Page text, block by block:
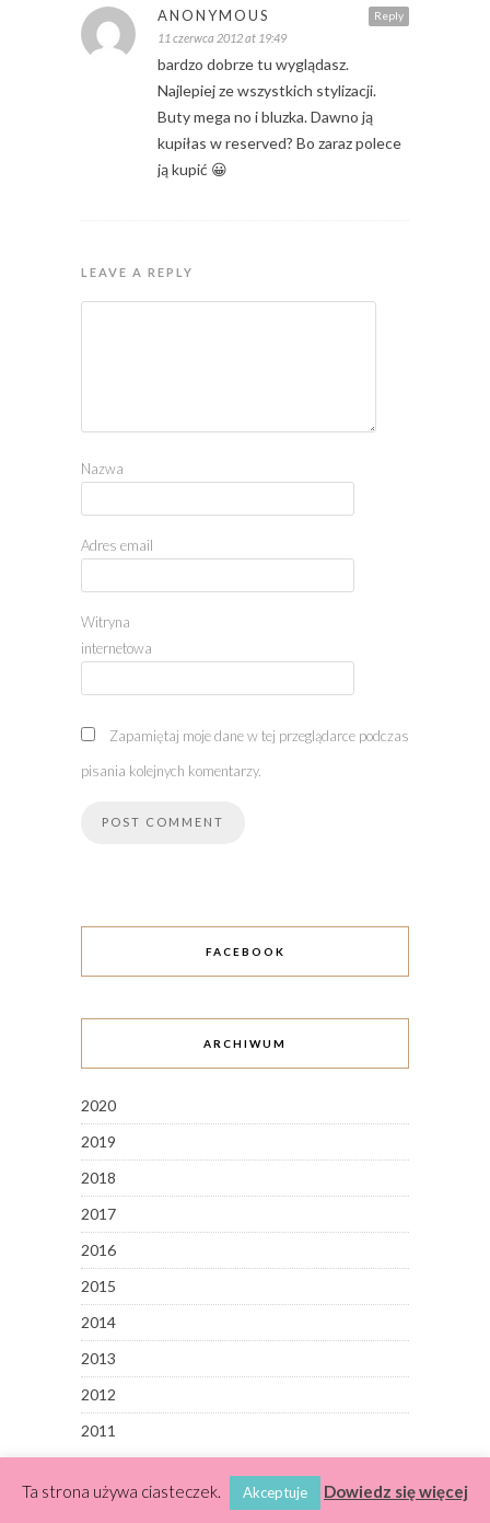
Reply
ANONYMOUS
11 czerwca 2012 at 19:49
bardzo dobrze tu wyglądasz.
Najlepiej ze wszystkich stylizacji.
Buty mega no i bluzka. Dawno ją
kupiłas w reserved? Bo zaraz polece
ją kupić 😀
LEAVE A REPLY
Nazwa
Adres email
Witryna
internetowa
Zapamiętaj moje dane w tej przeglądarce podczas
pisania kolejnych komentarzy.
FACEBOOK
ARCHIWUM
2020
2019
2018
2017
2016
2015
2014
2013
2012
2011
Ta strona używa ciasteczek. Akceptuje Dowiedz się więcej